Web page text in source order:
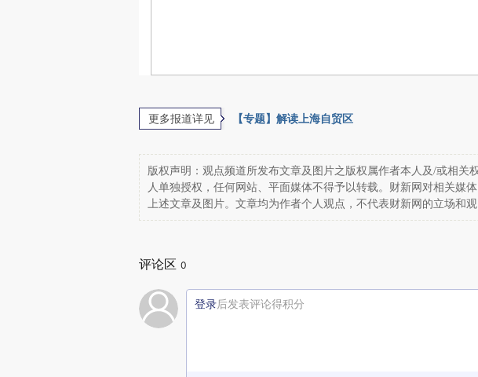
更多报道详见 【专题】解读上海自贸区
版权声明：观点频道所发布文章及图片之版权属作者本人及/或相关
人单独授权，任何网站、平面媒体不得予以转载。财新网对相关媒
上述文章及图片。文章均为作者个人观点，不代表财新网的立场和观
评论区 0
登录后发表评论得积分